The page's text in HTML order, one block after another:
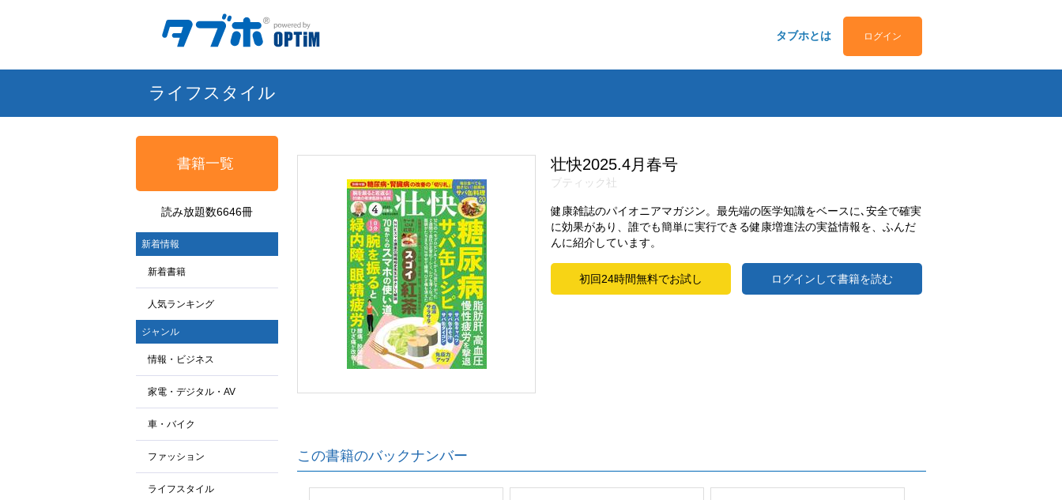
タブホとは ログイン
ライフスタイル
書籍一覧
読み放題数6646冊
新着情報
新着書籍
人気ランキング
ジャンル
情報・ビジネス
家電・デジタル・AV
車・バイク
ファッション
ライフスタイル
壮快2025.4月春号
ブティック社
健康雑誌のパイオニアマガジン。最先端の医学知識をベースに､安全で確実
に効果があり、誰でも簡単に実行できる健康増進法の実益情報を、ふんだ
んに紹介しています。
初回24時間無料でお試し ログインして書籍を読む
この書籍のバックナンバー